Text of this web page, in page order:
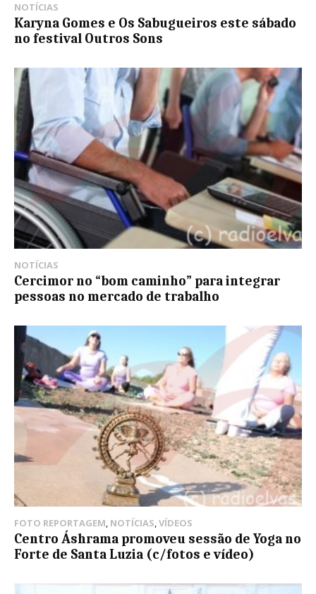
NOTÍCIAS
Karyna Gomes e Os Sabugueiros este sábado
no festival Outros Sons
NOTÍCIAS
Cercimor no “bom caminho” para integrar
pessoas no mercado de trabalho
FOTO REPORTAGEM, NOTÍCIAS,VÍDEOS
Centro Áshrama promoveu sessão de Yoga no
Forte de Santa Luzia (c/fotos e vídeo)